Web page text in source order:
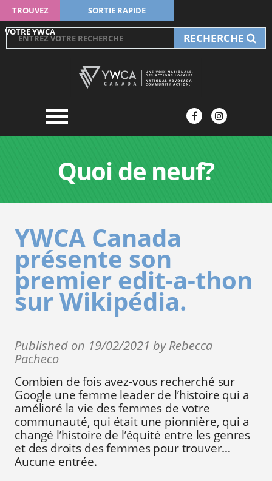
TROUVEZ
VOTRE YWCA
SORTIE RAPIDE
RECHERCHE
Quoi de neuf?
YWCA Canada
présente son
premier edit-a-thon
sur Wikipédia.
Published on 19/02/2021 by Rebecca
Pacheco
Combien de fois avez-vous recherché sur
Google une femme leader de l’histoire qui a
amélioré la vie des femmes de votre
communauté, qui était une pionnière, qui a
changé l’histoire de l’équité entre les genres
et des droits des femmes pour trouver…
Aucune entrée.